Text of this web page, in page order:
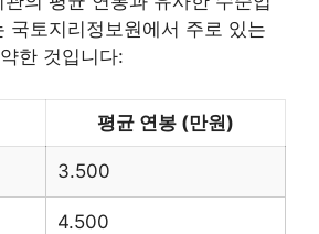
국토지리정보원에서 주로 있는
한 것입니다:
평균 연봉 (만원)
3.500
4.500